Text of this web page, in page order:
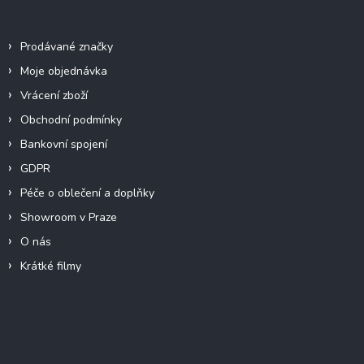
Prodávané značky
Moje objednávka
Vrácení zboží
Obchodní podmínky
Bankovní spojení
GDPR
Péče o oblečení a doplňky
Showroom v Praze
O nás
Krátké filmy